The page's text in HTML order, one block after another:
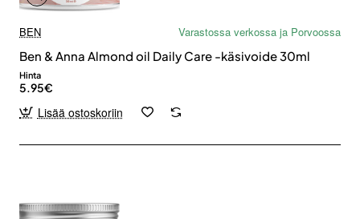
BEN
Varastossa verkossa ja Porvoossa
Ben & Anna Almond oil Daily Care -käsivoide 30ml
Hinta
5.95€
Lisää ostoskoriin